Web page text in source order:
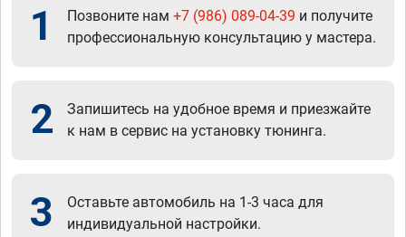
1 Позвоните нам +7 (986) 089-04-39 и получите
профессиональную консультацию у мастера.
2
Запишитесь на удобное время и приезжайте
к нам в сервис на установку тюнинга.
3
Оставьте автомобиль на 1-3 часа для
индивидуальной настройки.